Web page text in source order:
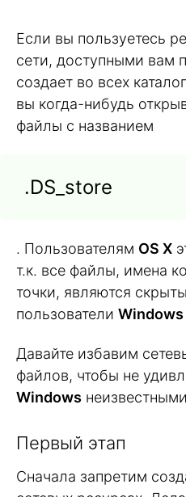
Если вы пользуетесь
сети, доступными вам
создает во всех
вы когда-нибудь
файлы с названием
.DS_store
. Пользователям OS X
т.к. все файлы, имена
точки, являются
пользователи Windows
Давайте избавим
файлов, чтобы не
Windows
Первый этап
Сначала запретим